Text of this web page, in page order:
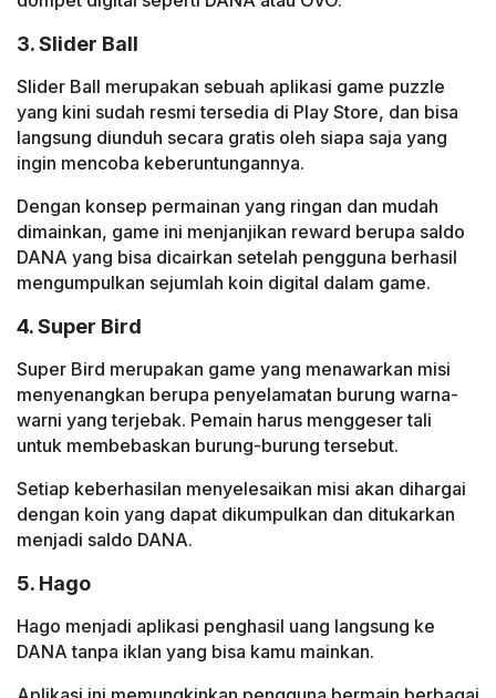
3. Slider Ball
Slider Ball merupakan sebuah aplikasi game puzzle
yang kini sudah resmi tersedia di Play Store, dan bisa
langsung diunduh secara gratis oleh siapa saja yang
ingin mencoba keberuntungannya.
Dengan konsep permainan yang ringan dan mudah
dimainkan, game ini menjanjikan reward berupa saldo
DANA yang bisa dicairkan setelah pengguna berhasil
mengumpulkan sejumlah koin digital dalam game.
4. Super Bird
Super Bird merupakan game yang menawarkan misi
menyenangkan berupa penyelamatan burung warna-
warni yang terjebak. Pemain harus menggeser tali
untuk membebaskan burung-burung tersebut.
Setiap keberhasilan menyelesaikan misi akan dihargai
dengan koin yang dapat dikumpulkan dan ditukarkan
menjadi saldo DANA.
5. Hago
Hago menjadi aplikasi penghasil uang langsung ke
DANA tanpa iklan yang bisa kamu mainkan.